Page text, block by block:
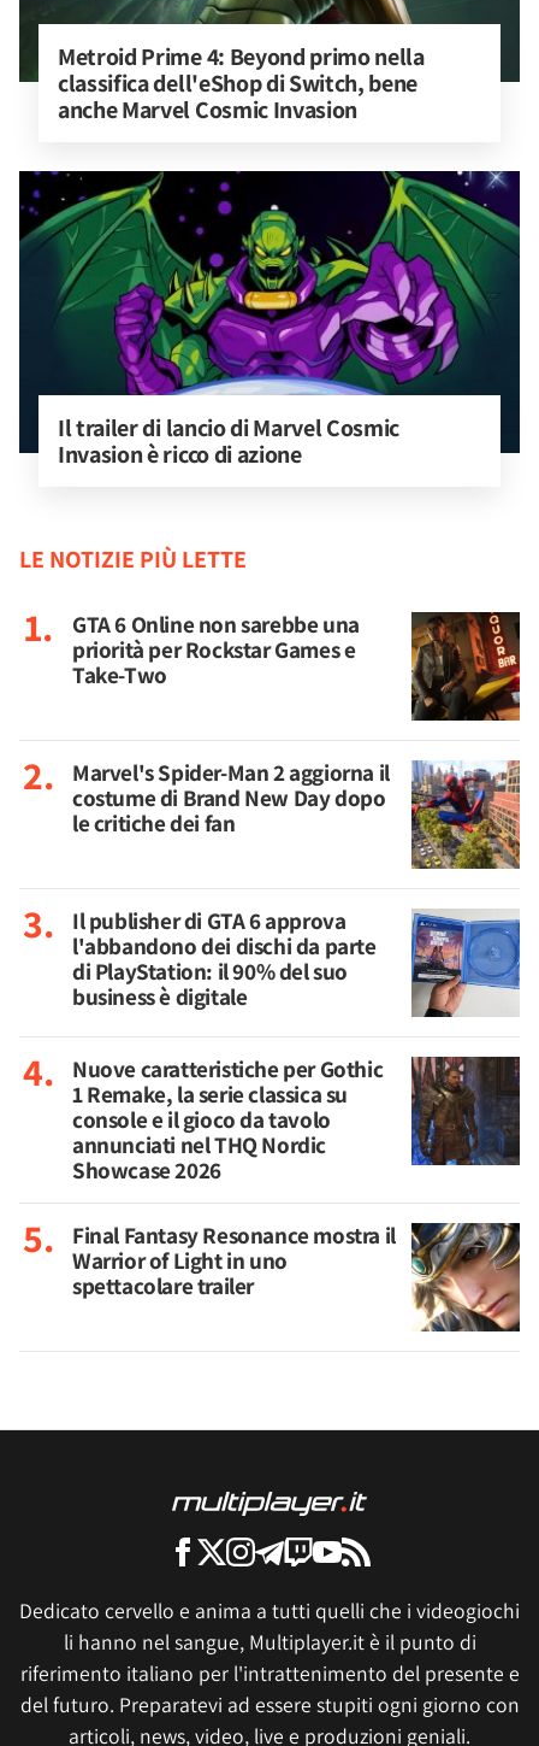
Metroid Prime 4: Beyond primo nella
classifica dell'eShop di Switch, bene
anche Marvel Cosmic Invasion
Il trailer di lancio di Marvel Cosmic
Invasion è ricco di azione
LE NOTIZIE PIÙ LETTE
GTA 6 Online non sarebbe una
priorità per Rockstar Games e
Take-Two
Marvel's Spider-Man 2 aggiorna il
costume di Brand New Day dopo
le critiche dei fan
Il publisher di GTA 6 approva
l'abbandono dei dischi da parte
di PlayStation: il 90% del suo
business è digitale
Nuove caratteristiche per Gothic
1 Remake, la serie classica su
console e il gioco da tavolo
annunciati nel THQ Nordic
Showcase 2026
Final Fantasy Resonance mostra il
Warrior of Light in uno
spettacolare trailer
Dedicato cervello e anima a tutti quelli che i videogiochi
li hanno nel sangue, Multiplayer.it è il punto di
riferimento italiano per l'intrattenimento del presente e
del futuro. Preparatevi ad essere stupiti ogni giorno con
articoli, news, video, live e produzioni geniali.